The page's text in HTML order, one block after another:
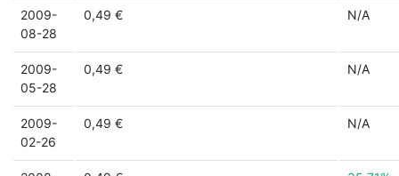
2009-
08-28
0,49 € N/A
2009-
05-28
0,49 € N/A
2009-
02-26
0,49 € N/A